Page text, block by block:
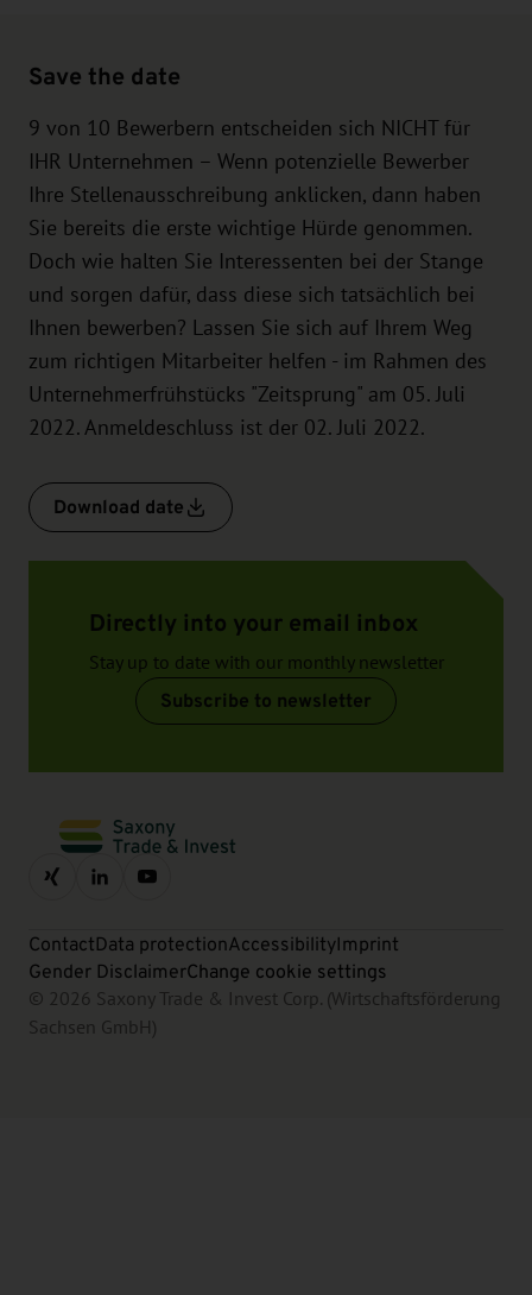
Save the date
9 von 10 Bewerbern entscheiden sich NICHT für
IHR Unternehmen – Wenn potenzielle Bewerber
Ihre Stellenausschreibung anklicken, dann haben
Sie bereits die erste wichtige Hürde genommen.
Doch wie halten Sie Interessenten bei der Stange
und sorgen dafür, dass diese sich tatsächlich bei
Ihnen bewerben? Lassen Sie sich auf Ihrem Weg
zum richtigen Mitarbeiter helfen - im Rahmen des
Unternehmerfrühstücks "Zeitsprung" am 05. Juli
2022. Anmeldeschluss ist der 02. Juli 2022.
Download date
Directly into your email inbox
Stay up to date with our monthly newsletter
Subscribe to newsletter
ContactData protectionAccessibilityImprint
Gender DisclaimerChange cookie settings
© 2026 Saxony Trade & Invest Corp. (Wirtschaftsförderung
Sachsen GmbH)